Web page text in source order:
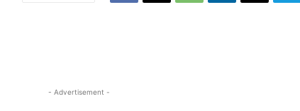
- Advertisement -